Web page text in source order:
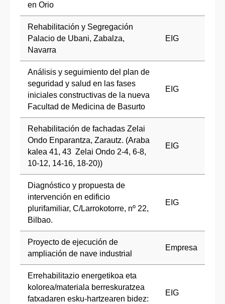
en Orio
Rehabilitación y Segregación
Palacio de Ubani, Zabalza,
Navarra
EIG
Análisis y seguimiento del plan de
seguridad y salud en las fases
iniciales constructivas de la nueva
Facultad de Medicina de Basurto
EIG
Rehabilitación de fachadas Zelai
Ondo Enparantza, Zarautz. (Araba
kalea 41, 43 Zelai Ondo 2-4, 6-8,
10-12, 14-16, 18-20))
EIG
Diagnóstico y propuesta de
intervención en edificio
plurifamiliar, C/Larrokotorre, nº 22,
Bilbao.
EIG
Proyecto de ejecución de
ampliación de nave industrial
Empresa
Errehabilitazio energetikoa eta
kolorea/materiala berreskuratzea
fatxadaren esku-hartzearen bidez:
EIG